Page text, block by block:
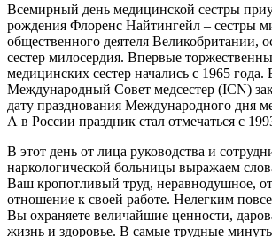
Всемирный день медицинской сестры
рождения Флоренс Найтингейл – сестры
общественного деятеля Великобритании,
сестер милосердия. Впервые
медицинских сестер начались с 1965 года.
Международный Совет медсестер (ICN)
дату празднования Международного дня
А в России праздник стал отмечаться с
В этот день от лица руководства и
наркологической больницы выражаем
Ваш кропотливый труд, неравнодушное,
отношение к своей работе. Нелегким
Вы охраняете величайшие ценности,
жизнь и здоровье. В самые трудные